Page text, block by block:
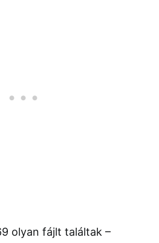
olyan fájlt találtak –